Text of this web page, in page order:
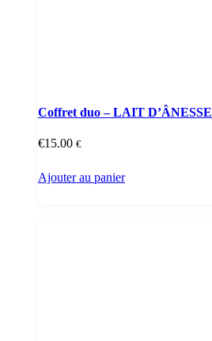
Coffret duo – LAIT D’ÂNESSE
€15.00 €
Ajouter au panier